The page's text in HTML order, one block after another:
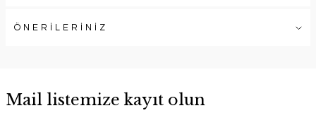
ÖNERİLERİNİZ
Mail listemize kayıt olun